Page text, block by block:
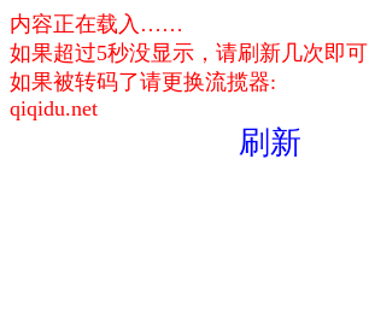
内容正在载入……
如果超过5秒没显示，请刷新几次即可
如果被转码了请更换流揽器:
qiqidu.net
刷新